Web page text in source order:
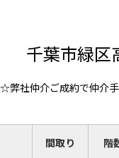
千葉市緑区
社仲介ご成約で仲介
間取り 階